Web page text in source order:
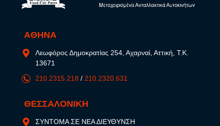
ΑΘΗΝΑ
Λεωφόρος Δημοκρατίας 254, Αχαρναί, Αττική, Τ.Κ.
13671
210.2315.218 / 210.2320.631
ΘΕΣΣΑΛΟΝΙΚΗ
ΣΥΝΤΟΜΑ ΣΕ ΝΕΑ ΔΙΕΥΘΥΝΣΗ